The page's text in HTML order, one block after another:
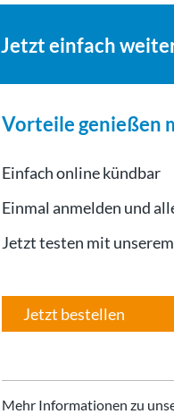
Jetzt einfach
Vorteile genießen
Einfach online kündbar
Einmal anmelden und
Jetzt testen mit
Jetzt bestellen
Mehr Informationen zu